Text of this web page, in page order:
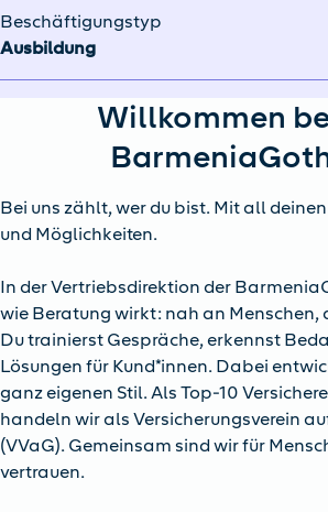
Beschäftigungstyp
Ausbildung
Willkommen
Bei uns zählt, wer du bist. Mit all
und Möglichkeiten.
In der Vertriebsdirektion der
wie Beratung wirkt: nah an Menschen,
Du trainierst Gespräche, erkennst
Lösungen für Kund*innen. Dabei
ganz eigenen Stil. Als Top-10
handeln wir als Versicherungsverein
(VVaG). Gemeinsam sind wir für
vertrauen.